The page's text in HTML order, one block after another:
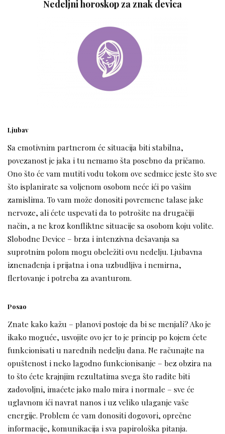
Nedeljni horoskop za znak devica
Ljubav
Sa emotivnim partnerom će situacija biti stabilna,
povezanost je jaka i tu nemamo šta posebno da pričamo.
Ono što će vam mutiti vodu tokom ove sedmice jeste što sve
što isplanirate sa voljenom osobom neće ići po vašim
zamislima. To vam može donositi povremene talase jake
nervoze, ali ćete uspevati da to potrošite na drugačiji
način, a ne kroz konfliktne situacije sa osobom koju volite.
Slobodne Device – brza i intenzivna dešavanja sa
suprotnim polom mogu obeležiti ovu nedelju. Ljubavna
iznenađenja i prijatna i ona uzbudljiva i nemirna,
flertovanje i potreba za avanturom.
Posao
Znate kako kažu – planovi postoje da bi se menjali? Ako je
ikako moguće, usvojite ovo jer to je princip po kojem ćete
funkcionisati u narednih nedelju dana. Ne računajte na
opuštenost i neko lagodno funkcionisanje – bez obzira na
to što ćete krajnjim rezultatima svega što radite biti
zadovoljni, imaćete jako malo mira i normale – sve će
uglavnom ići navrat nanos i uz veliko ulaganje vaše
energije. Problem će vam donositi dogovori, oprečne
informacije, komunikacija i sva papirološka pitanja.